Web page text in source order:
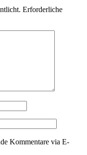
Erforderliche
Kommentare via E-